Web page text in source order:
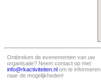
Ontbreken de evenementen van uw
organisatie? Neem contact op met
info@rkactiviteiten.nl om te informeren
naar de mogelijkheden!